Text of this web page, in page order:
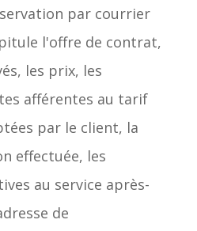
par courrier
l'offre de contrat,
les prix, les
afférentes au tarif
par le client, la
effectuée, les
au service après-
de